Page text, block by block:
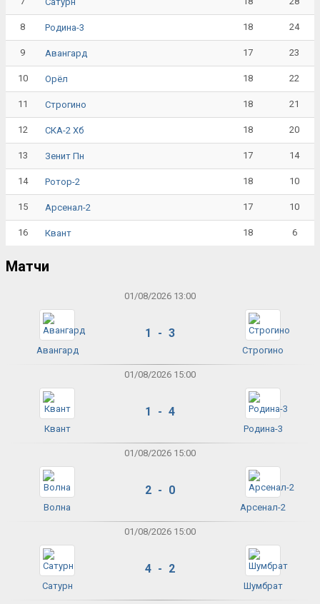
8 Родина-3 18 24
9 Авангард 17 23
10 Орёл 18 22
11 Строгино 18 21
12 СКА-2 Хб 18 20
13 Зенит Пн 17 14
14 Ротор-2 18 10
15 Арсенал-2 17 10
16 Квант 18 6
Матчи
01/08/2026 13:00
Авангард
1 - 3
Строгино
01/08/2026 15:00
Квант
1 - 4
Родина-3
01/08/2026 15:00
Волна
2 - 0
Арсенал-2
01/08/2026 15:00
Сатурн
4 - 2
Шумбрат